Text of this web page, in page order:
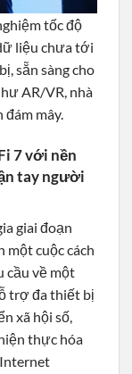
tốc độ
liệu chưa tới
sẵn sàng cho
AR/VR, nhà
mây.
7 với nền
tay người
giai đoạn
một cuộc cách
cầu về một
trợ đa thiết bị
xã hội số,
thực hóa